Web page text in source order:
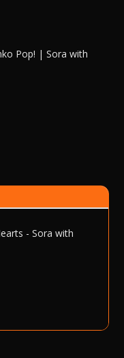
Pop! | Sora with
- Sora with